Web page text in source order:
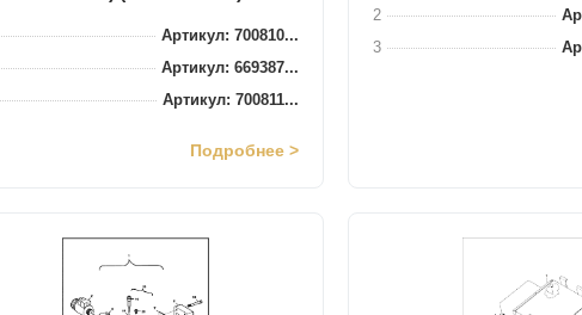
Артикул: 700810...
Артикул: 669387...
Артикул: 700811...
Подробнее >
2
3